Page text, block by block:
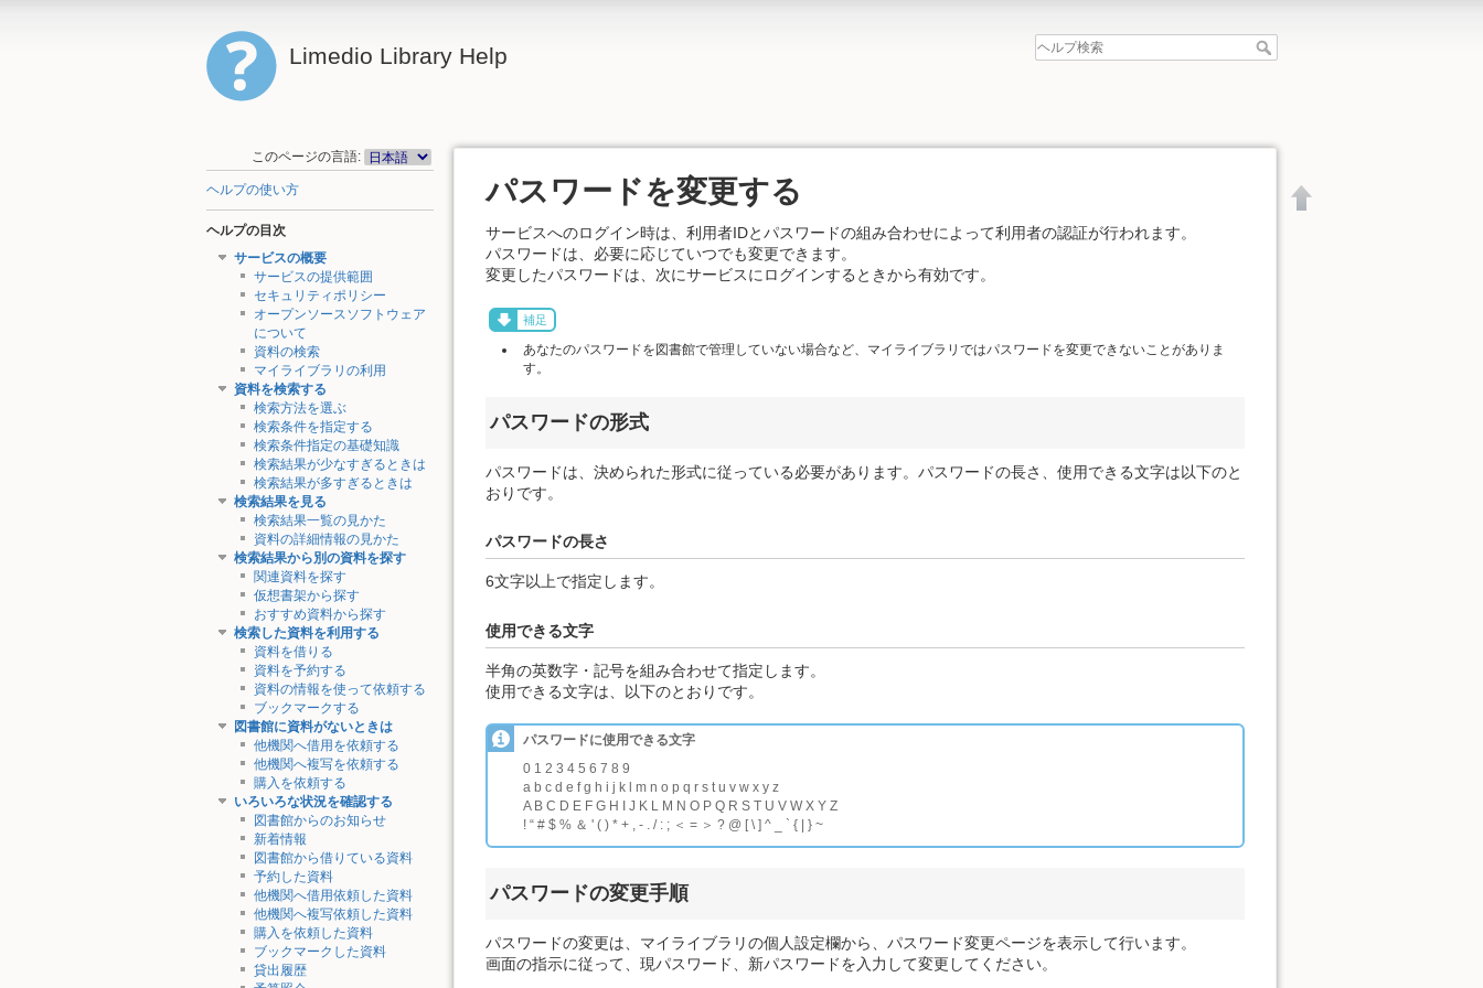
Limedio Library Help
このページの言語:
ヘルプの使い方
ヘルプの目次
サービスの概要
サービスの提供範囲
セキュリティポリシー
オープンソースソフトウェア
について
資料の検索
マイライブラリの利用
資料を検索する
検索方法を選ぶ
検索条件を指定する
検索条件指定の基礎知識
検索結果が少なすぎるときは
検索結果が多すぎるときは
検索結果を見る
検索結果一覧の見かた
資料の詳細情報の見かた
検索結果から別の資料を探す
関連資料を探す
仮想書架から探す
おすすめ資料から探す
検索した資料を利用する
資料を借りる
資料を予約する
資料の情報を使って依頼する
ブックマークする
図書館に資料がないときは
他機関へ借用を依頼する
他機関へ複写を依頼する
購入を依頼する
いろいろな状況を確認する
図書館からのお知らせ
新着情報
図書館から借りている資料
予約した資料
他機関へ借用依頼した資料
他機関へ複写依頼した資料
購入を依頼した資料
ブックマークした資料
貸出履歴
パスワードを変更する
サービスへのログイン時は、利用者IDとパスワードの組み合わせによって利用者の認証が行われます。
パスワードは、必要に応じていつでも変更できます。
変更したパスワードは、次にサービスにログインするときから有効です。
補足
あなたのパスワードを図書館で管理していない場合など、マイライブラリではパスワードを変更できないことがありま
す。
パスワードの形式
パスワードは、決められた形式に従っている必要があります。パスワードの長さ、使用できる文字は以下のと
おりです。
パスワードの長さ
6文字以上で指定します。
使用できる文字
半角の英数字・記号を組み合わせて指定します。
使用できる文字は、以下のとおりです。
パスワードに使用できる文字
0 1 2 3 4 5 6 7 8 9
a b c d e f g h i j k l m n o p q r s t u v w x y z
A B C D E F G H I J K L M N O P Q R S T U V W X Y Z
! “ # $ % ＆ ' ( ) * + , - . / : ; ＜ = ＞ ? @ [ \ ] ^ _ ` { | } ~
パスワードの変更手順
パスワードの変更は、マイライブラリの個人設定欄から、パスワード変更ページを表示して行います。
画面の指示に従って、現パスワード、新パスワードを入力して変更してください。